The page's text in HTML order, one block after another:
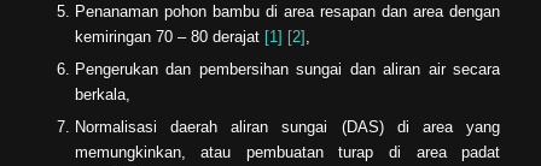
Penanaman pohon bambu di area resapan dan area dengan
kemiringan 70 – 80 derajat [1] [2] ,
Pengerukan dan pembersihan sungai dan aliran air secara
berkala,
Normalisasi daerah aliran sungai (DAS) di area yang
memungkinkan, atau pembuatan turap di area padat